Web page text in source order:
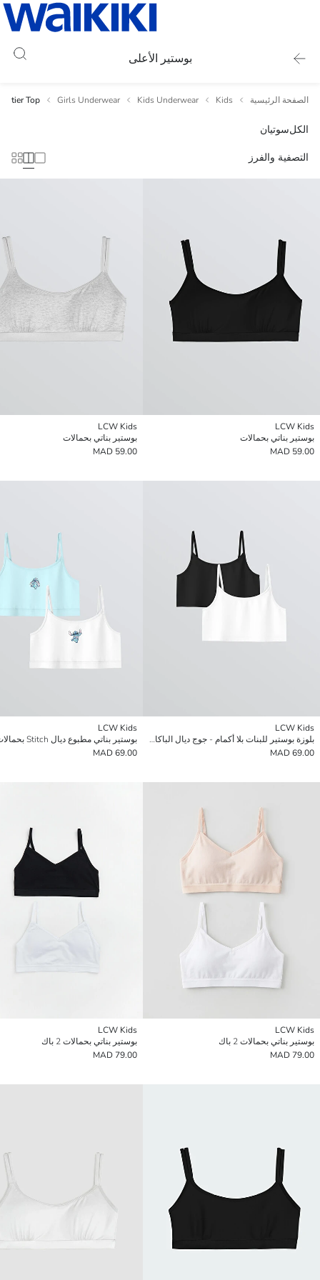
بوستير الأعلى
الصفحة الرئيسية Kids
Kids Underwear
Girls Underwear
Top
الكلسوتيان
التصفية والفرز
LCW Kids
بوستير بناتي بحمالات
59.00 MAD
LCW Kids
بوستير بناتي بحمالات
59.00 MAD
LCW Kids
بلوزة بوستير للبنات بلا أكمام - جوج ديال الباكات
69.00 MAD
LCW Kids
69.00 MAD
LCW Kids
بوستير بناتي بحمالات 2 باك
79.00 MAD
LCW Kids
بوستير بناتي بحمالات 2 باك
79.00 MAD